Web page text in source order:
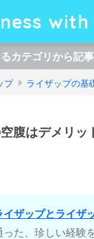
with
カテゴリから記
プ ライザップの基
腹はデメリッ
イザップとライザ
った、珍しい経験